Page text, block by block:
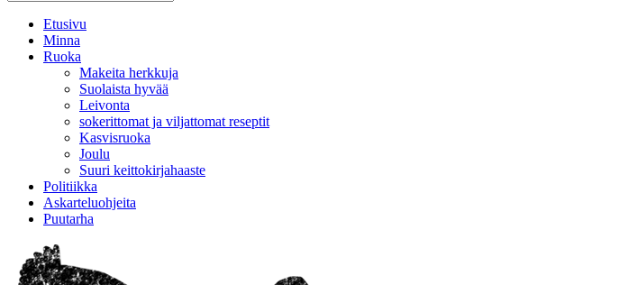
Etusivu
Minna
Ruoka
Makeita herkkuja
Suolaista hyvää
Leivonta
sokerittomat ja viljattomat reseptit
Kasvisruoka
Joulu
Suuri keittokirjahaaste
Politiikka
Askarteluohjeita
Puutarha